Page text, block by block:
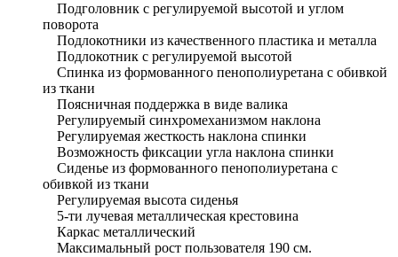
Подголовник с регулируемой высотой и углом
поворота
Подлокотники из качественного пластика и металла
Подлокотник с регулируемой высотой
Спинка из формованного пенополиуретана с обивкой
из ткани
Поясничная поддержка в виде валика
Регулируемый синхромеханизмом наклона
Регулируемая жесткость наклона спинки
Возможность фиксации угла наклона спинки
Сиденье из формованного пенополиуретана с
обивкой из ткани
Регулируемая высота сиденья
5-ти лучевая металлическая крестовина
Каркас металлический
Максимальный рост пользователя 190 см.